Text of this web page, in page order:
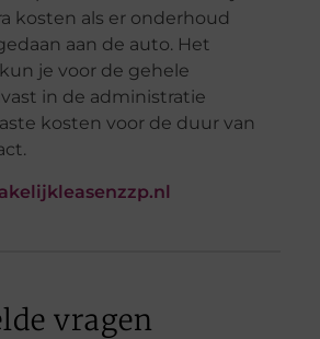
kosten als er onderhoud
aan de auto. Het
je voor de gehele
in de administratie
kosten voor de duur van
vragen